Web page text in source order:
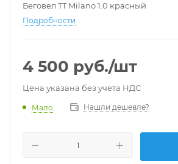
Беговел TT Milano 1.0 красный
Подробности
4 500 руб./шт
Цена указана без учета НДС
Мало Нашли дешевле?